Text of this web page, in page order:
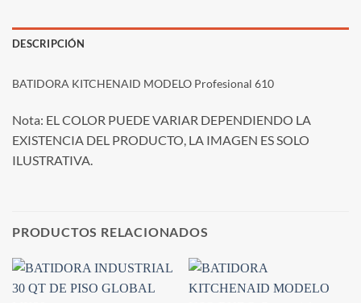
DESCRIPCIÓN
BATIDORA KITCHENAID MODELO Profesional 610
Nota: EL COLOR PUEDE VARIAR DEPENDIENDO LA
EXISTENCIA DEL PRODUCTO, LA IMAGEN ES SOLO
ILUSTRATIVA.
PRODUCTOS RELACIONADOS